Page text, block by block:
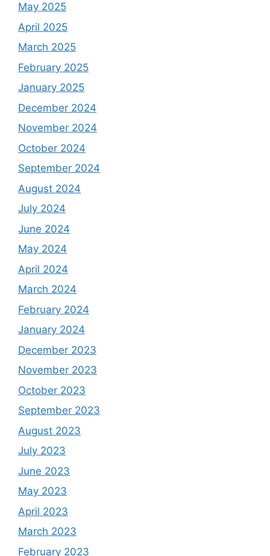
May 2025
April 2025
March 2025
February 2025
January 2025
December 2024
November 2024
October 2024
September 2024
August 2024
July 2024
June 2024
May 2024
April 2024
March 2024
February 2024
January 2024
December 2023
November 2023
October 2023
September 2023
August 2023
July 2023
June 2023
May 2023
April 2023
March 2023
February 2023